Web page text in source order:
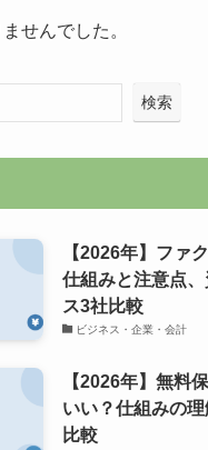
せんでした。
検索
【2026年】ファ
仕組みと注意点
ス3社比較
ビジネス・企業・会計
【2026年】無料
いい？仕組みの
比較